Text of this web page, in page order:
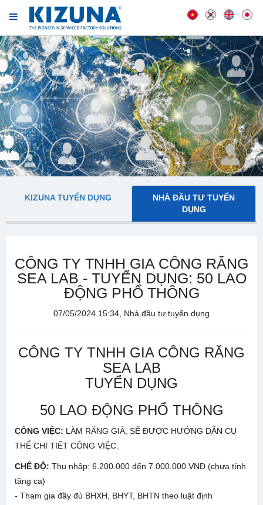
KIZUNA TUYỂN DỤNG
NHÀ ĐẦU TƯ TUYỂN
DỤNG
CÔNG TY TNHH GIA CÔNG RĂNG
SEA LAB - TUYỂN DỤNG: 50 LAO
ĐỘNG PHỔ THÔNG
07/05/2024 15:34, Nhà đầu tư tuyển dụng
CÔNG TY TNHH GIA CÔNG RĂNG
SEA LAB
TUYỂN DỤNG
50 LAO ĐỘNG PHỔ THÔNG
CÔNG VIỆC: LÀM RĂNG GIẢ, SẼ ĐƯỢC HƯỚNG DẪN CỤ
THỂ CHI TIẾT CÔNG VIỆC.
CHẾ ĐỘ: Thu nhập: 6.200.000 đến 7.000.000 VNĐ (chưa tính
tăng ca)
- Tham gia đầy đủ BHXH, BHYT, BHTN theo luật định